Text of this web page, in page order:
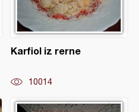
Karfiol iz rerne
10014